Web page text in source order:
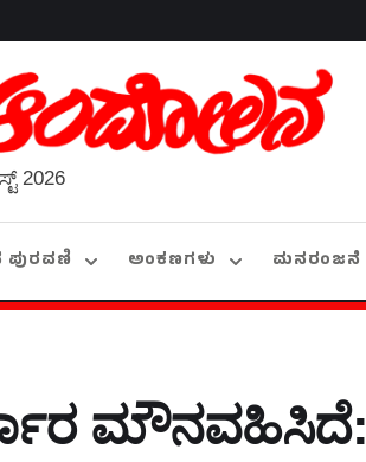
2026
ಅಂಕಣಗಳು ಮನರಂಜನೆ
ಮೌನವಹಿಸಿದೆ: